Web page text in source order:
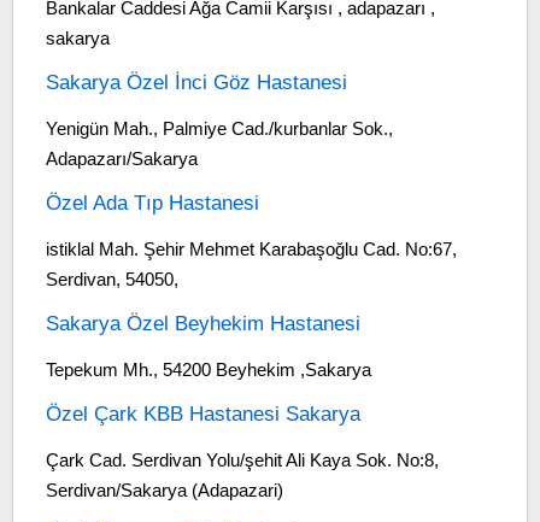
Bankalar Caddesi Ağa Camii Karşısı , adapazarı ,
sakarya
Sakarya Özel İnci Göz Hastanesi
Yenigün Mah., Palmiye Cad./kurbanlar Sok.,
Adapazarı/Sakarya
Özel Ada Tıp Hastanesi
istiklal Mah. Şehir Mehmet Karabaşoğlu Cad. No:67,
Serdivan, 54050,
Sakarya Özel Beyhekim Hastanesi
Tepekum Mh., 54200 Beyhekim ,Sakarya
Özel Çark KBB Hastanesi Sakarya
Çark Cad. Serdivan Yolu/şehit Ali Kaya Sok. No:8,
Serdivan/Sakarya (Adapazari)